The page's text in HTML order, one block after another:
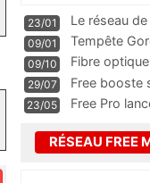
23/01
Le réseau
m
09/01
Tempête
09/10
Fibre
pass
29/07
Free booste
23/05 Free Pro
RÉSEAU FREE